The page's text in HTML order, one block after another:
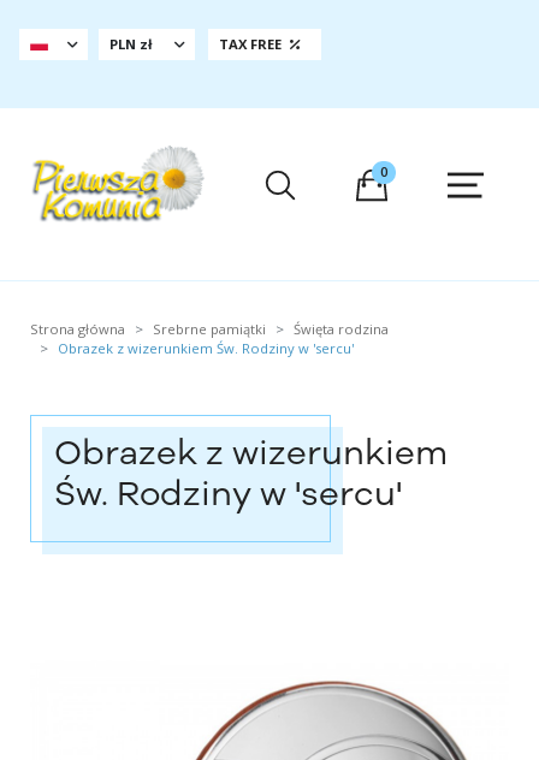
PLN zł TAX FREE
0
Strona główna Srebrne pamiątki
Święta rodzina
Obrazek z wizerunkiem Św. Rodziny w 'sercu'
Obrazek z wizerunkiem
Św. Rodziny w 'sercu'